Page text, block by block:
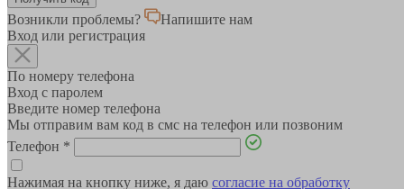
Возникли проблемы?
Напишите нам
Вход или регистрация
По номеру телефона
Вход с паролем
Введите номер телефона
Мы отправим вам код в смс на телефон или позвоним
Телефон *
Нажимая на кнопку ниже, я даю согласие на обработку